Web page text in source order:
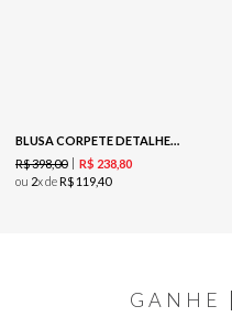
BLUSA CORPETE DETALHE V - VINHO
R$398,00 R$ 23880
ou 2x deR$ 11940
GANHE